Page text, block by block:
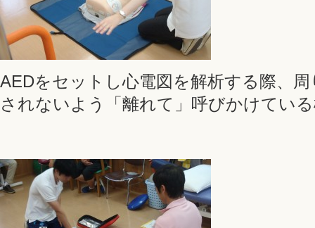
AEDをセットし心電図を解析する際、
されないよう「離れて」呼びかけてい